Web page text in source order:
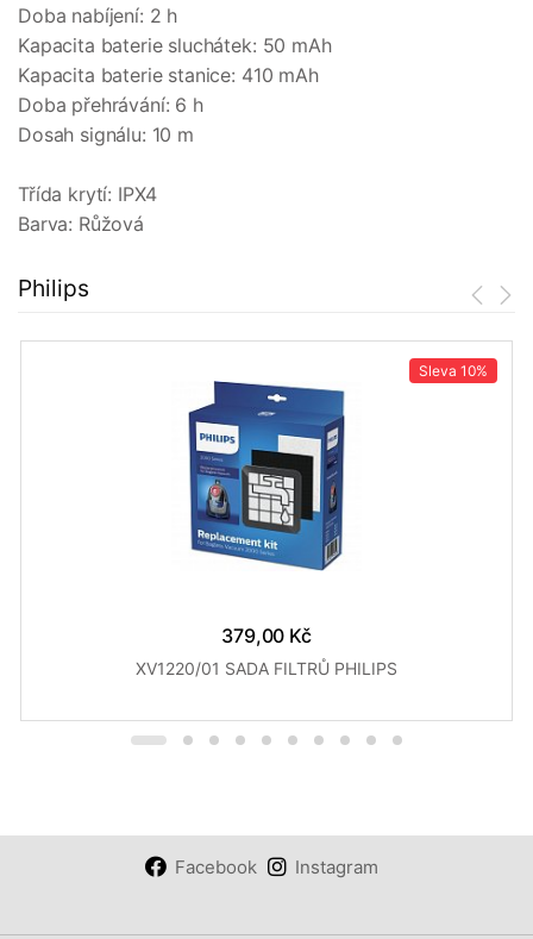
Doba nabíjení: 2 h
Kapacita baterie sluchátek: 50 mAh
Kapacita baterie stanice: 410 mAh
Doba přehrávání: 6 h
Dosah signálu: 10 m
Třída krytí: IPX4
Barva: Růžová
Philips
Sleva 10%
379,00 Kč
XV1220/01 SADA FILTRŮ PHILIPS
Facebook Instagram